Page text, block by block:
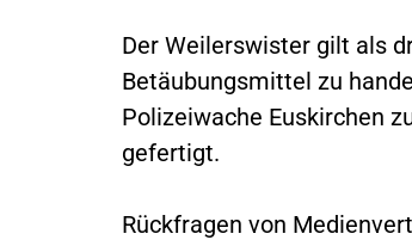
Der Weilerswister gilt als
Betäubungsmittel zu
Polizeiwache Euskirchen
gefertigt.
Rückfragen von